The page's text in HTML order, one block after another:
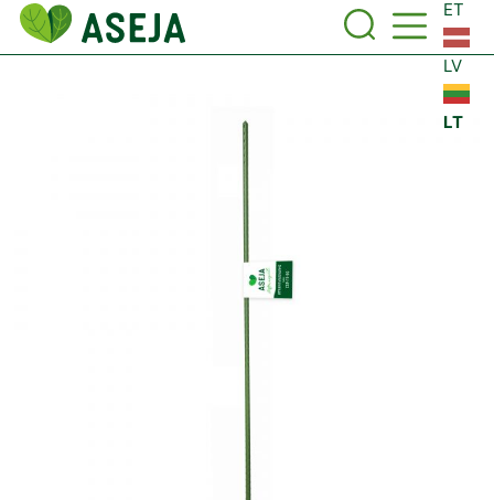
ET
LV
LT